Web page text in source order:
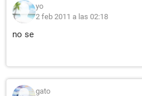
yo
2 feb 2011 a las 02:18
no se
gato